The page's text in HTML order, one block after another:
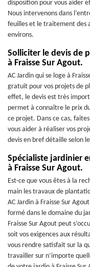
disposition pour vous aider
Nous intervenons dans
feuilles et le traitement des
environs.
Solliciter le devis de
à Fraisse Sur Agout.
AC Jardin qui se loge à
gratuit pour vos projets de
effet, le devis est très
permet à connaître le prix
ce projet. Dans ce cas,
vous aider à réaliser vos
devis en bref détaille selon
Spécialiste jardinier
à Fraisse Sur Agout.
Est-ce que vous êtes à la
main les travaux de
AC Jardin à Fraisse Sur
formé dans le domaine du
Fraisse Sur Agout peut
soit vos exigences aux
vous rendre satisfait sur la
travailler sur n’importe